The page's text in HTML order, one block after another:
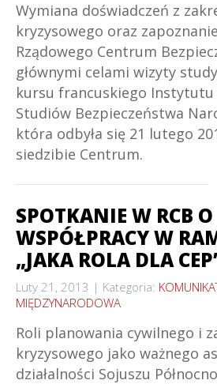
Wymiana doświadczeń z
kryzysowego oraz
Rządowego Centrum
głównymi celami wizyty
kursu francuskiego Instytutu
Studiów Bezpieczeństwa
która odbyła się 21 lutego
siedzibie Centrum.
SPOTKANIE W RCB O
WSPÓŁPRACY W
„JAKA ROLA DLA
Luty 21, 2013 Kategoria:
MIĘDZYNARODOWA
Roli planowania cywilnego i
kryzysowego jako ważnego
działalności Sojuszu